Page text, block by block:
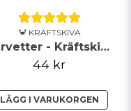
🦀 KRÄFTSKIVA
Servetter - Kräftskiva
44 kr
LÄGG I VARUKORGEN